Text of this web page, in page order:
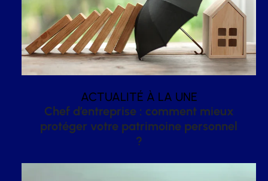
ACTUALITÉ À LA UNE
Chef d’entreprise : comment mieux
protéger votre patrimoine personnel
?